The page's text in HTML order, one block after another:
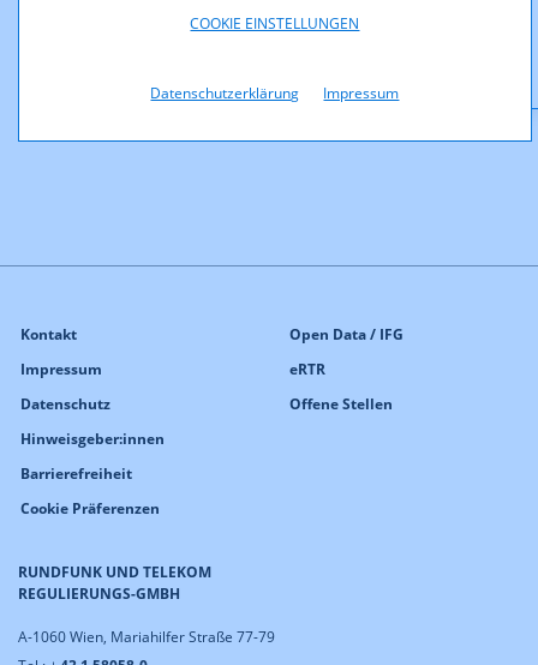
COOKIE EINSTELLUNGEN
Datenschutzerklärung Impressum
Corporate_Governance_Bericht_der_RTR-
RUNDFUNK UND TELEKOM
REGULIERUNGS-GMBH
A-1060 Wien, Mariahilfer Straße 77-79
Kontakt
Impressum
Datenschutz
Hinweisgeber:innen
Barrierefreiheit
Cookie Präferenzen
Open Data / IFG
eRTR
Offene Stellen